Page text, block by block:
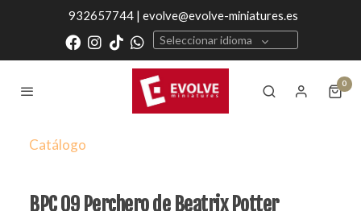
932657744 | evolve@evolve-miniatures.es
Seleccionar idioma
0
Catálogo
BPC 09 Perchero de Beatrix Potter